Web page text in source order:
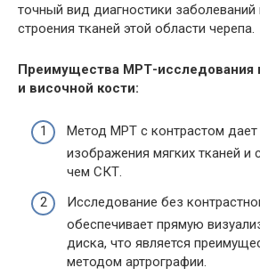
точный вид диагностики заболеваний
строения тканей этой области черепа.
Преимущества МРТ-
и височной кости:
Метод МРТ с контрастом
изображения мягких тканей и
чем СКТ.
Исследование без
обеспечивает прямую
диска, что является
методом артрографии.